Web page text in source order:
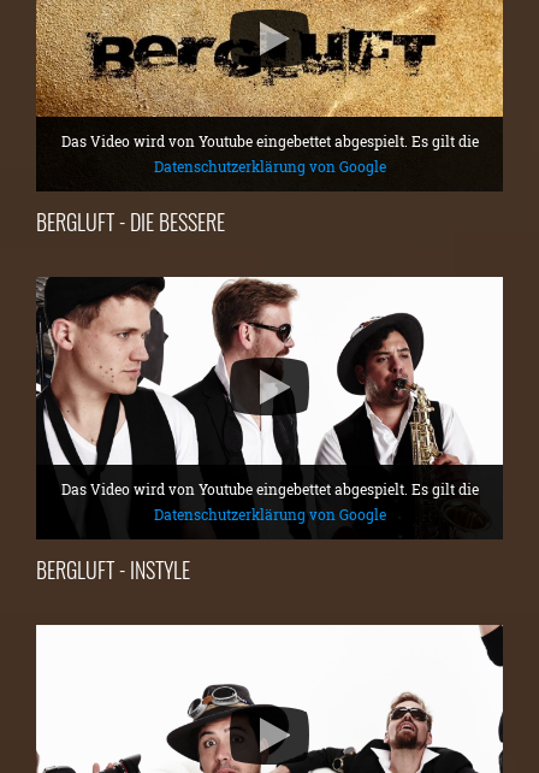
Das Video wird von Youtube eingebettet abgespielt. Es gilt die
Datenschutzerklärung von Google
BERGLUFT - DIE BESSERE
Das Video wird von Youtube eingebettet abgespielt. Es gilt die
Datenschutzerklärung von Google
BERGLUFT - INSTYLE